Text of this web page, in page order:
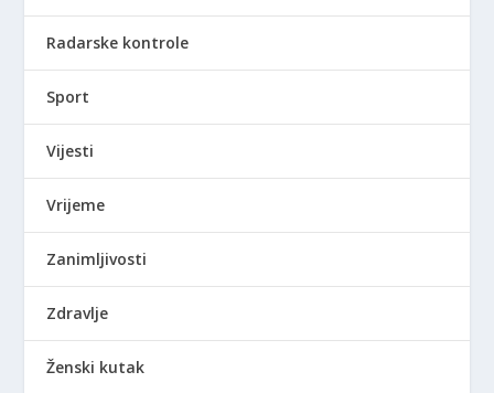
Radarske kontrole
Sport
Vijesti
Vrijeme
Zanimljivosti
Zdravlje
Ženski kutak